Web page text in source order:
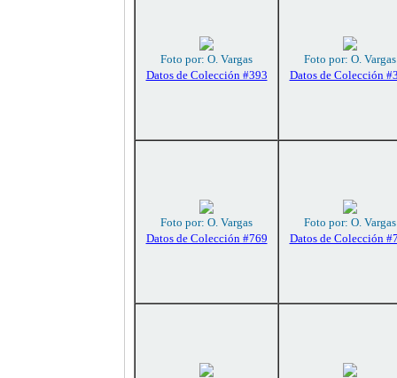
Foto por: O. Vargas
Datos de Colección #393
Foto por: O. Vargas
Datos de Colección
Foto por: O. Vargas
Datos de Colección #769
Foto por: O. Vargas
Datos de Colección